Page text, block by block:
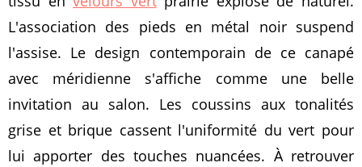
L'association des pieds en métal noir suspend
l'assise. Le design contemporain de ce canapé
avec méridienne s'affiche comme une belle
invitation au salon. Les coussins aux tonalités
grise et brique cassent l'uniformité du vert pour
lui apporter des touches nuancées. À retrouver